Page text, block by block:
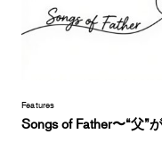
Features
Songs of Father〜“父”